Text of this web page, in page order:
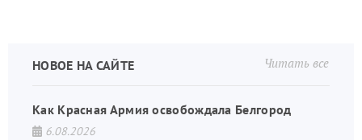
Читать все
НОВОЕ НА САЙТЕ
Как Красная Армия освобождала Белгород
6.08.2026